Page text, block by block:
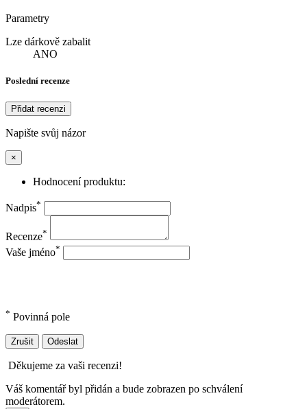
Parametry
Lze dárkově zabalit
ANO
Poslední recenze
Přidat recenzi
Napište svůj názor
×
Hodnocení produktu:
Nadpis*
Recenze*
Vaše jméno*
* Povinná pole
Zrušit Odeslat
Děkujeme za vaši recenzi!
Váš komentář byl přidán a bude zobrazen po schválení
moderátorem.